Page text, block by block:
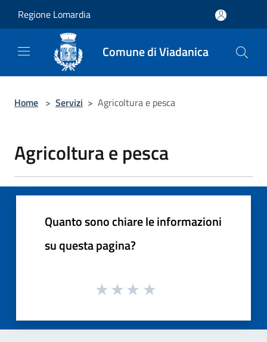
Regione Lomardia
Comune di Viadanica
Home > Servizi > Agricoltura e pesca
Agricoltura e pesca
Quanto sono chiare le informazioni
su questa pagina?